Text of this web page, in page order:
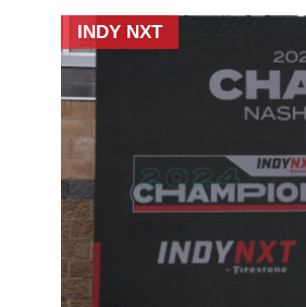
INDY NXT